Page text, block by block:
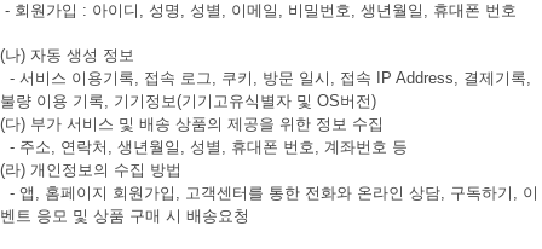
- 회원가입 : 아이디, 성명, 성별, 이메일, 비밀번호, 생년월일, 휴대폰 번호
(나) 자동 생성 정보
- 서비스 이용기록, 접속 로그, 쿠키, 방문 일시, 접속 IP Address, 결제기록,
불량 이용 기록, 기기정보(기기고유식별자 및 OS버전)
(다) 부가 서비스 및 배송 상품의 제공을 위한 정보 수집
- 주소, 연락처, 생년월일, 성별, 휴대폰 번호, 계좌번호 등
(라) 개인정보의 수집 방법
- 앱, 홈페이지 회원가입, 고객센터를 통한 전화와 온라인 상담, 구독하기, 이
벤트 응모 및 상품 구매 시 배송요청